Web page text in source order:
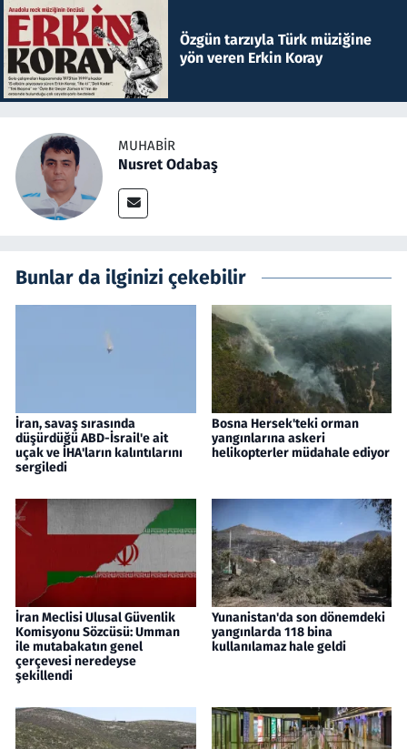
Özgün tarzıyla Türk müziğine
yön veren Erkin Koray
MUHABIR
Nusret Odabaş
Bunlar da ilginizi çekebilir
İran, savaş sırasında
düşürdüğü ABD-İsrail'e ait
uçak ve İHA'ların kalıntılarını
sergiledi
Bosna Hersek'teki orman
yangınlarına askeri
helikopterler müdahale ediyor
İran Meclisi Ulusal Güvenlik
Komisyonu Sözcüsü: Umman
ile mutabakatın genel
çerçevesi neredeyse
şekillendi
Yunanistan'da son dönemdeki
yangınlarda 118 bina
kullanılamaz hale geldi